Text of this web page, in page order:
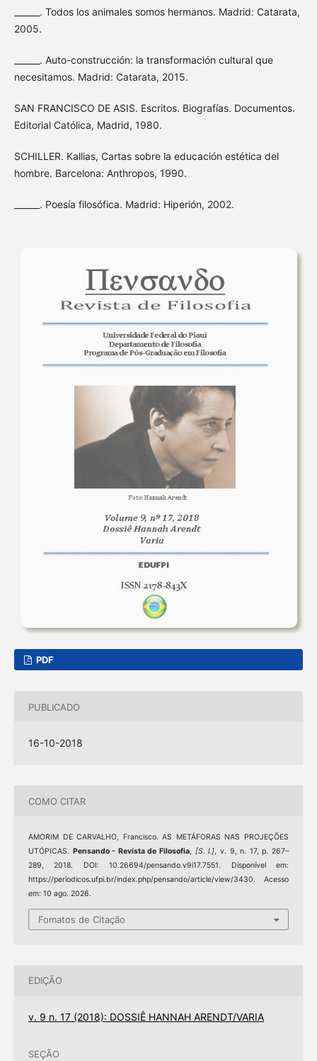
______. Todos los animales somos hermanos. Madrid: Catarata,
2005.
______. Auto-construcción: la transformación cultural que
necesitamos. Madrid: Catarata, 2015.
SAN FRANCISCO DE ASIS. Escritos. Biografías. Documentos.
Editorial Católica, Madrid, 1980.
SCHILLER. Kallias, Cartas sobre la educación estética del
hombre. Barcelona: Anthropos, 1990.
______. Poesía filosófica. Madrid: Hiperión, 2002.
PDF
PUBLICADO
16-10-2018
COMO CITAR
AMORIM DE CARVALHO, Francisco. AS METÁFORAS NAS PROJEÇÕES
UTÓPICAS. Pensando - Revista de Filosofia, [S. l.], v. 9, n. 17, p. 267–
289, 2018. DOI: 10.26694/pensando.v9i17.7551. Disponível em:
https://periodicos.ufpi.br/index.php/pensando/article/view/3430. Acesso
em: 10 ago. 2026.
Fomatos de Citação
EDIÇÃO
v. 9 n. 17 (2018): DOSSIÊ HANNAH ARENDT/VARIA
SEÇÃO